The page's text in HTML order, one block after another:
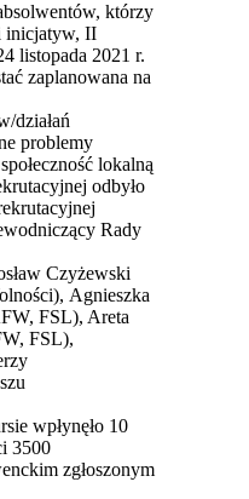
którzy
inicjatyw, II
listopada 2021 r.
zaplanowana na
działań
problemy
lokalną
odbyło
Rady
Czyżewski
Agnieszka
FSL), Areta
FSL),
wpłynęło 10
3500
zgłoszonym